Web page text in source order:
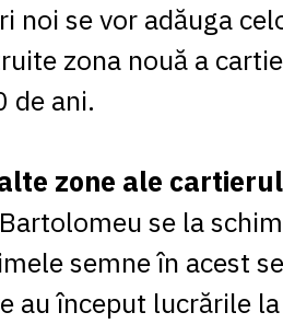
noi se vor adăuga
zona nouă a
de ani.
zone ale
se la
semne în acest
au început lucrările